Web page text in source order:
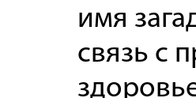
имя
связь с